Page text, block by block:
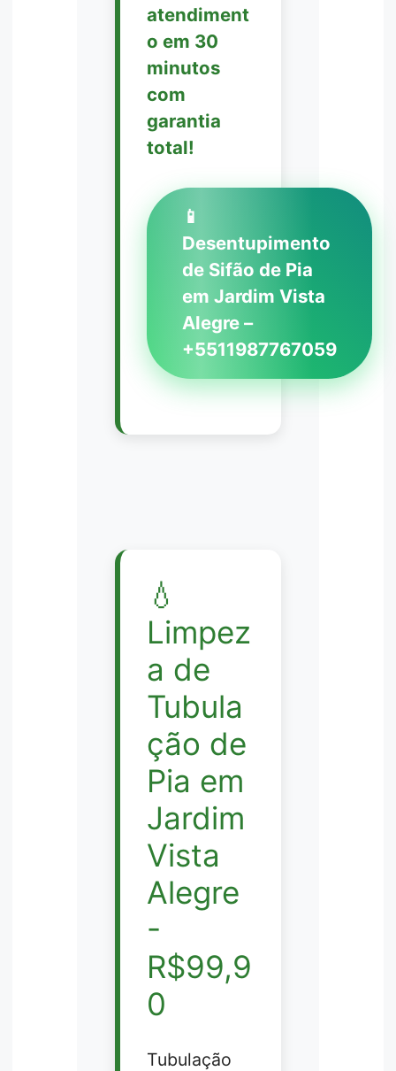
atendiment
o em 30
minutos
com
garantia
total!
📱
Desentupimento
de Sifão de Pia
em Jardim Vista
Alegre –
+5511987767059
💧
Limpez
a de
Tubula
ção de
Pia em
Jardim
Vista
Alegre
-
R$99,9
0
Tubulação